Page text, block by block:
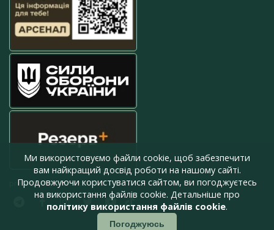
press@armyinform.com.ua
Ми використовуємо файли cookie, щоб забезпечити
вам найкращий досвід роботи на нашому сайті.
Продовжуючи користуватися сайтом, ви погоджуєтесь
на використання файлів cookie. Детальніше про
політику використання файлів cookie.
Погоджуюсь